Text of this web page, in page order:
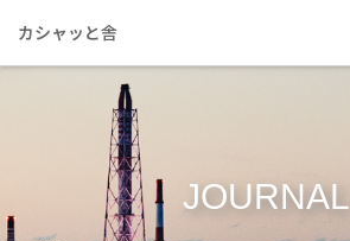
カシャッと舎
JOURNAL